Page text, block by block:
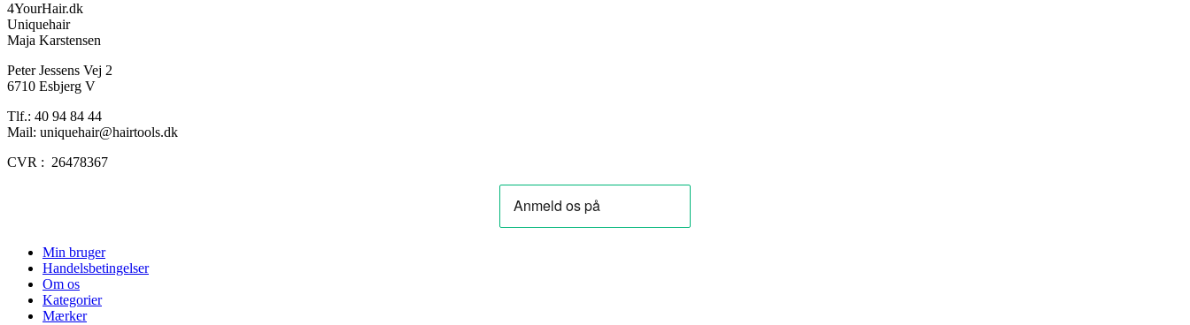
4YourHair.dk
Uniquehair
Maja Karstensen
Peter Jessens Vej 2
6710 Esbjerg V
Tlf.: 40 94 84 44
Mail: uniquehair@hairtools.dk
CVR : 26478367
Min bruger
Handelsbetingelser
Om os
Kategorier
Mærker